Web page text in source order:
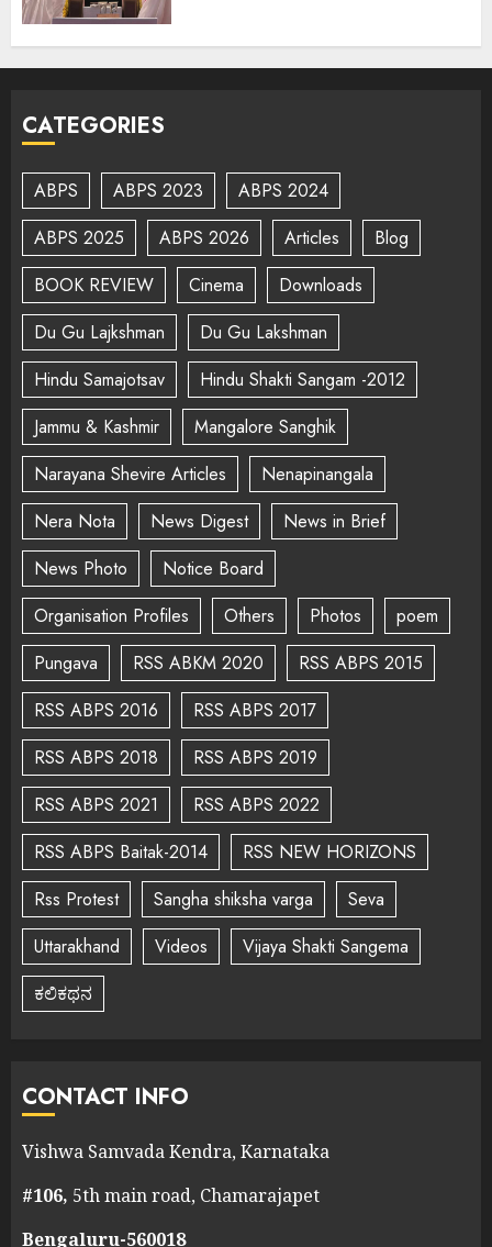
CATEGORIES
ABPS ABPS 2023
ABPS 2024
ABPS 2025
ABPS 2026 Articles
Blog
BOOK REVIEW
Cinema
Downloads
Du Gu Lajkshman
Du Gu Lakshman
Hindu Samajotsav
Hindu Shakti Sangam -2012
Jammu & Kashmir
Mangalore Sanghik
Narayana Shevire Articles
Nenapinangala
Nera Nota
News Digest
News in Brief
News Photo
Notice Board
Organisation Profiles
Others Photos
poem
Pungava
RSS ABKM 2020
RSS ABPS 2015
RSS ABPS 2016
RSS ABPS 2017
RSS ABPS 2018
RSS ABPS 2019
RSS ABPS 2021
RSS ABPS 2022
RSS ABPS Baitak-2014
RSS NEW HORIZONS
Rss Protest
Sangha shiksha varga
Seva
Uttarakhand
Videos
Vijaya Shakti Sangema
ಕಲಿಕಥನ
CONTACT INFO
Vishwa Samvada Kendra, Karnataka
#106, 5th main road, Chamarajapet
Bengaluru-560018